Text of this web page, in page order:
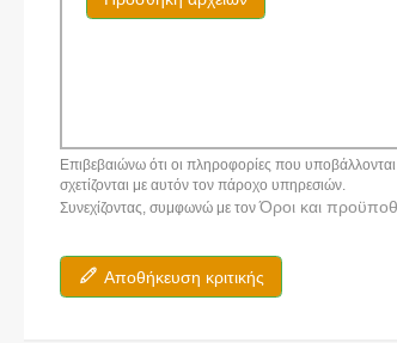
Επιβεβαιώνω ότι οι πληροφορίες που υποβάλλονται
σχετίζονται με αυτόν τον πάροχο υπηρεσιών.
Συνεχίζοντας, συμφωνώ με τονΌροι και
Αποθήκευση κριτικής